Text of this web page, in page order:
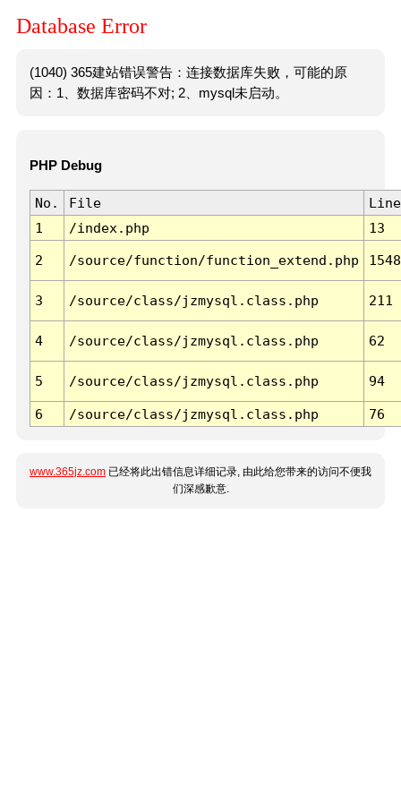
Database Error
(1040) 365建站错误警告：连接数据库失败，可能的原
因：1、数据库密码不对; 2、mysql未启动。
PHP Debug
No. File
Line
1
/index.php 13
2 /source/function/function_extend.php 1548
3 /source/class/jzmysql.class.php 211
4 /source/class/jzmysql.class.php 62
5 /source/class/jzmysql.class.php 94
6 /source/class/jzmysql.class.php 76
www.365jz.com 已经将此出错信息详细记录, 由此给您带来的访问不便我
们深感歉意.